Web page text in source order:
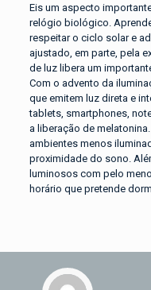
Eis um aspecto
relógio biológico.
respeitar o ciclo solar e
ajustado, em parte, pela
de luz libera um
Com o advento da
que emitem luz direta e
tablets, smartphones,
a liberação de
ambientes menos
proximidade do sono.
luminosos com pelo
horário que pretende